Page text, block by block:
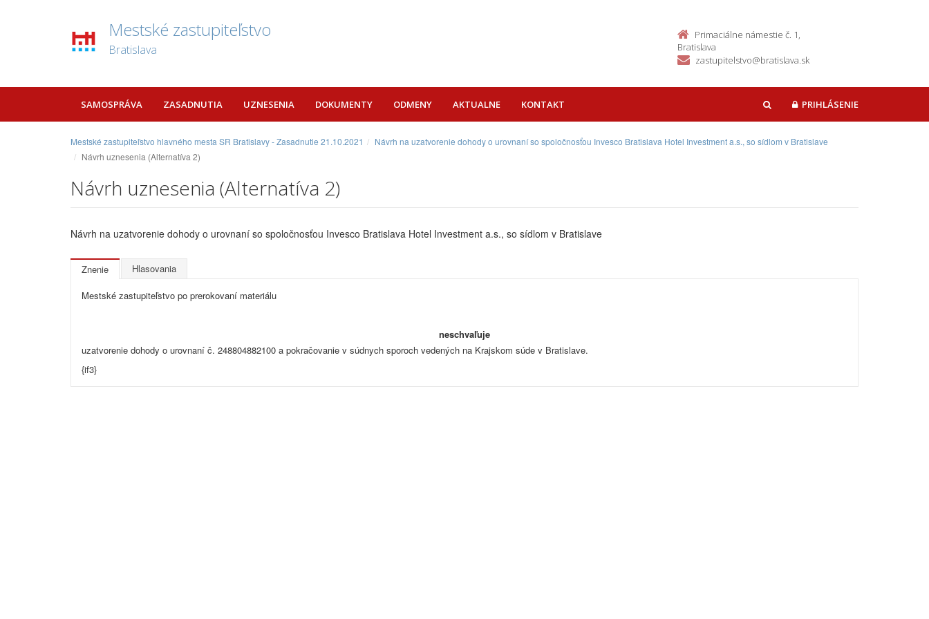
Mestské zastupiteľstvo
Bratislava
Primaciálne námestie č. 1,
Bratislava
zastupitelstvo@bratislava.sk
SAMOSPRÁVA ZASADNUTIA UZNESENIA DOKUMENTY ODMENY AKTUALNE KONTAKT HĽADAŤPRIHLÁSENIE
Mestské zastupiteľstvo hlavného mesta SR Bratislavy - Zasadnutie 21.10.2021
Návrh na uzatvorenie dohody o urovnaní so spoločnosťou Invesco Bratislava Hotel Investment a.s., so sídlom v Bratislave
Návrh uznesenia (Alternatíva 2)
Návrh uznesenia (Alternatíva 2)
Návrh na uzatvorenie dohody o urovnaní so spoločnosťou Invesco Bratislava Hotel Investment a.s., so sídlom v Bratislave
Znenie Hlasovania
Mestské zastupiteľstvo po prerokovaní materiálu
neschvaľuje
uzatvorenie dohody o urovnaní č. 248804882100 a pokračovanie v súdnych sporoch vedených na Krajskom súde v Bratislave.
{if3}